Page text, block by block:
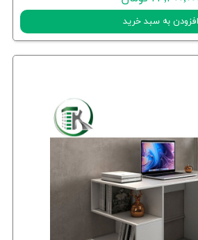
افزودن به سبد خرید